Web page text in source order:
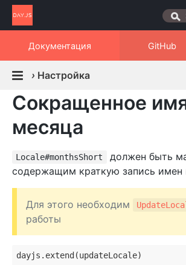
Документация GitHub
› Настройка
Сокращенное
месяца
Locale#monthsShort
должен быть
содержащим краткую запись имен
Для этого необходим
работы
dayjs.extend(updateLocale)